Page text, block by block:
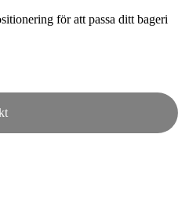
för att passa ditt bageri